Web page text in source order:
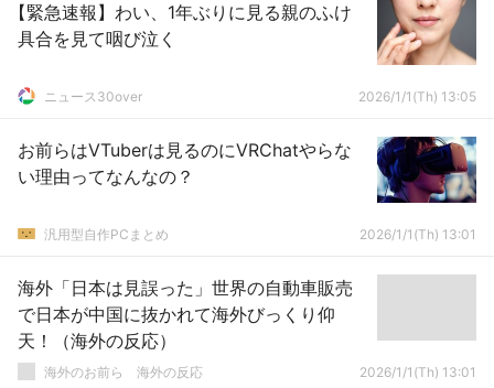
【緊急速報】わい、1年ぶりに見る親のふけ
具合を見て咽び泣く
ニュース30over 2026/1/1(Th) 13:05
お前らはVTuberは見るのにVRChatやらな
い理由ってなんなの？
汎用型自作PCまとめ 2026/1/1(Th) 13:01
海外「日本は見誤った」世界の自動車販売
で日本が中国に抜かれて海外びっくり仰
天！（海外の反応）
海外のお前ら 海外の反応 2026/1/1(Th) 13:01